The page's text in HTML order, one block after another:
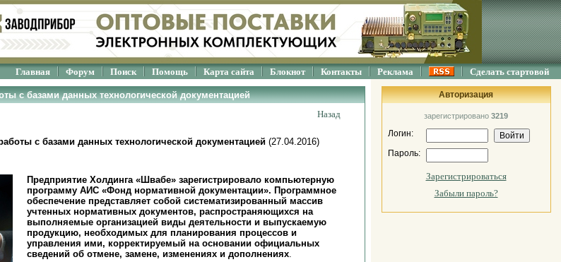
Главная Форум Поиск Помощь Карта сайта Блокнот Контакты Реклама Сделать стартовой
с базами данных технологической документацией
Назад
с базами данных технологической документацией (27.04.2016)
Предприятие Холдинга «Швабе» зарегистрировало компьютерную
программу АИС «Фонд нормативной документации». Программное
обеспечение представляет собой систематизированный массив
учтенных нормативных документов, распространяющихся на
выполняемые организацией виды деятельности и выпускаемую
продукцию, необходимых для планирования процессов и
управления ими, корректируемый на основании официальных
сведений об отмене, замене, изменениях и дополнениях.
Авторизация
зарегистрировано 3219
Логин:
Пароль:
Зарегистрироваться
Забыли пароль?